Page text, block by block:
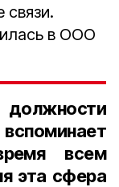
в ООО
всем
эта сфера